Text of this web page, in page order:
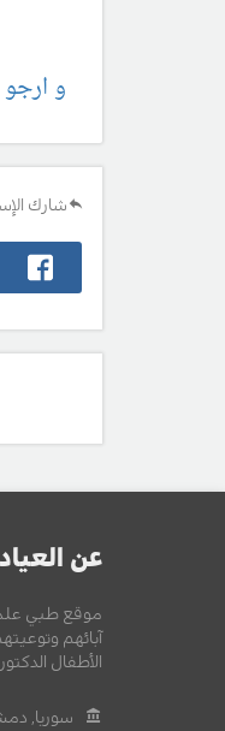
و
شارك
عن
موقع طبي
آبائهم
الأطفال الدكتور
سوريا,